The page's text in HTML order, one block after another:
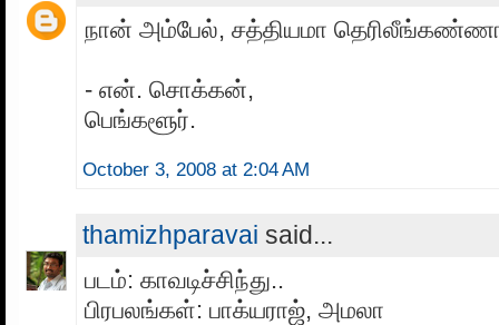
நான் அம்பேல், சத்தியமா
- என். சொக்கன்,
பெங்களூர்.
October 3, 2008 at 2:04 AM
thamizhparavai said...
படம்: காவடிச்சிந்து..
பிரபலங்கள்: பாக்யராஜ், அமலா